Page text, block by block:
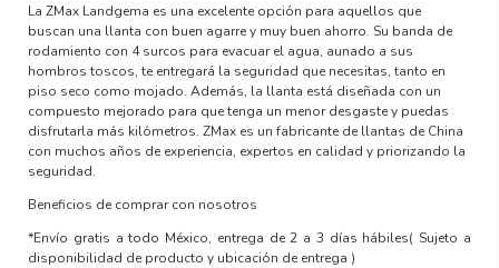
La ZMax Landgema es una excelente opción para aquellos que
buscan una llanta con buen agarre y muy buen ahorro. Su banda de
rodamiento con 4 surcos para evacuar el agua, aunado a sus
hombros toscos, te entregará la seguridad que necesitas, tanto en
piso seco como mojado. Además, la llanta está diseñada con un
compuesto mejorado para que tenga un menor desgaste y puedas
disfrutarla más kilómetros. ZMax es un fabricante de llantas de China
con muchos años de experiencia, expertos en calidad y priorizando la
seguridad.
Beneficios de comprar con nosotros
*Envío gratis a todo México, entrega de 2 a 3 días hábiles( Sujeto a
disponibilidad de producto y ubicación de entrega )